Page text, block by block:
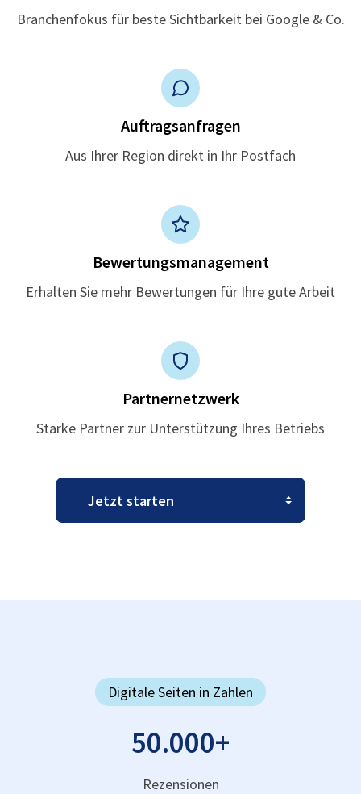
Branchenfokus für beste Sichtbarkeit bei Google & Co.
Auftragsanfragen
Aus Ihrer Region direkt in Ihr Postfach
Bewertungsmanagement
Erhalten Sie mehr Bewertungen für Ihre gute Arbeit
Partnernetzwerk
Starke Partner zur Unterstützung Ihres Betriebs
Digitale Seiten in Zahlen
50.000+
Rezensionen